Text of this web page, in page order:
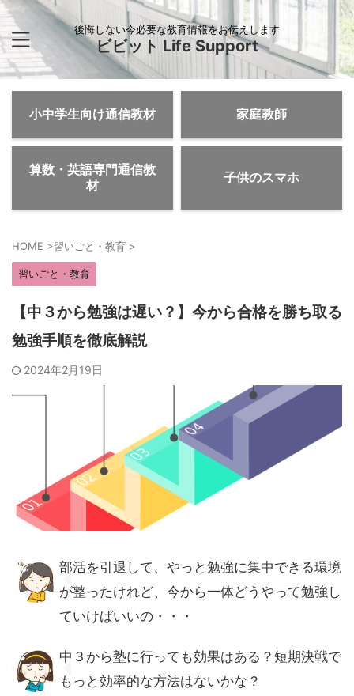
後悔しない今必要な教育情報をお伝えします
ビビット Life Support
小中学生向け通信教材 家庭教師
算数・英語専門通信教
材
子供のスマホ
HOME >習いごと・教育 >
習いごと・教育
【中３から勉強は遅い？】今から合格を勝ち取る
勉強手順を徹底解説
2024年2月19日
部活を引退して、やっと勉強に集中できる環境
が整ったけれど、今から一体どうやって勉強し
ていけばいいの・・・
中３から塾に行っても効果はある？短期決戦で
もっと効率的な方法はないかな？